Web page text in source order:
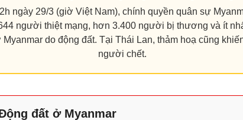
ngày 29/3 (giờ Việt Nam), chính quyền quân sự
người thiệt mạng, hơn 3.400 người bị thương và ít
Myanmar do động đất. Tại Thái Lan, thảm hoạ cũng
người chết.
đất ở Myanmar